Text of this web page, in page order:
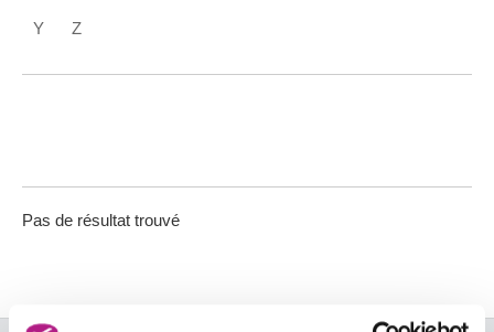
Y Z
Pas de résultat trouvé